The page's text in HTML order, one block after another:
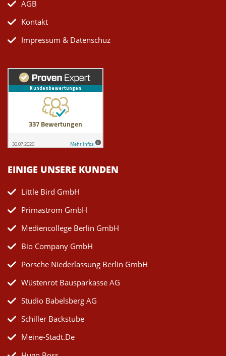
AGB
Kontakt
Impressum & Datenschuz
EINIGE UNSERE KUNDEN
Little Bird GmbH
Primastrom GmbH
Mediencollege Berlin GmbH
Bio Company GmbH
Porsche Niederlassung Berlin GmbH
Wüstenrot Bausparkasse AG
Studio Babelsberg AG
Schiller Backstube
Meine-Stadt.de